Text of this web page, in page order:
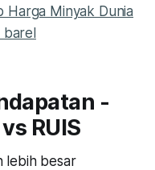
Harga Minyak Dunia
barel
-
RUIS
lebih besar